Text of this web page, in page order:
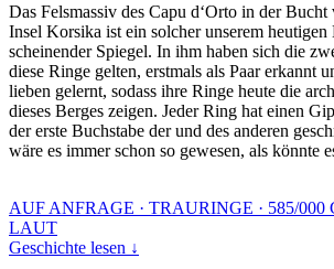
Das Felsmassiv des Capu d‘Orto in der
Insel Korsika ist ein solcher unserem heutigen
scheinender Spiegel. In ihm haben sich die
diese Ringe gelten, erstmals als Paar erkannt
lieben gelernt, sodass ihre Ringe heute die
dieses Berges zeigen. Jeder Ring hat einen
der erste Buchstabe der und des anderen
wäre es immer schon so gewesen, als könnte
AUF ANFRAGE · TRAURINGE · 585/000
LAUT
Geschichte lesen ↓